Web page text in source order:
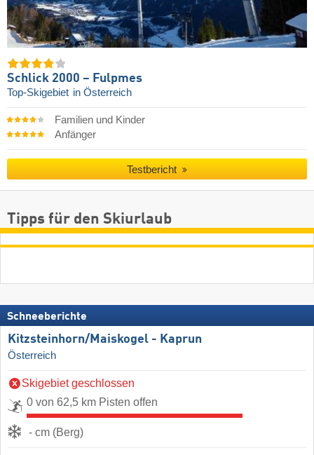
Schlick 2000 – Fulpmes
Top-Skigebiet in Österreich
Familien und Kinder
Anfänger
Testbericht
Tipps für den Skiurlaub
Schneeberichte
Kitzsteinhorn/​Maiskogel - Kaprun
Österreich
Skigebiet geschlossen
0 von 62,5 km Pisten offen
- cm (Berg)